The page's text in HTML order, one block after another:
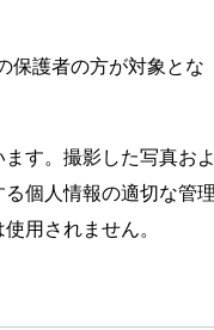
保護者の方が対象とな
す。撮影した写真お
個人情報の適切な管
用されません。